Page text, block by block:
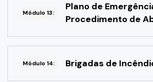
Módulo 13:
Plano de
Procedimento de
Módulo 14: Brigadas de